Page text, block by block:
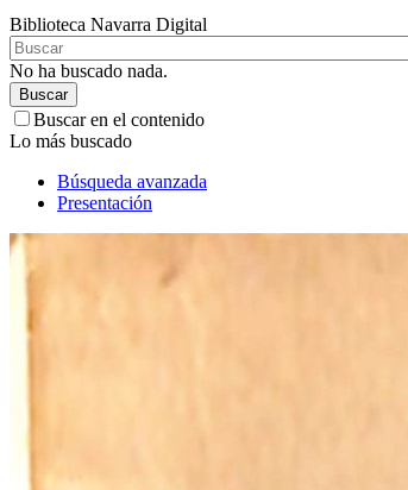
Biblioteca Navarra Digital
No ha buscado nada.
Buscar
Buscar en el contenido
Lo más buscado
Búsqueda avanzada
Presentación